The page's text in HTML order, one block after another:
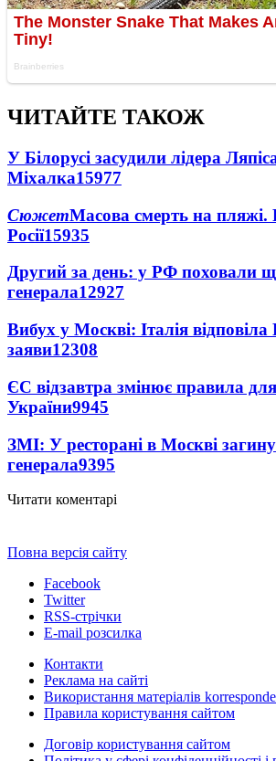
ЧИТАЙТЕ ТАКОЖ
У Білорусі засудили лідера
Міхалка15977
СюжетМасова смерть на
Росії15935
Другий за день: у РФ поховали
генерала12927
Вибух у Москві: Італія відповіла
заяви12308
ЄС відзавтра змінює правила для
України9945
ЗМІ: У ресторані в Москві
генерала9395
Читати коментарі
Повна версія сайту
Facebook
Twitter
RSS-стрічки
E-mail розсилка
Контакти
Реклама на сайті
Використання матеріалів
Правила користування сайтом
Договір користування сайтом